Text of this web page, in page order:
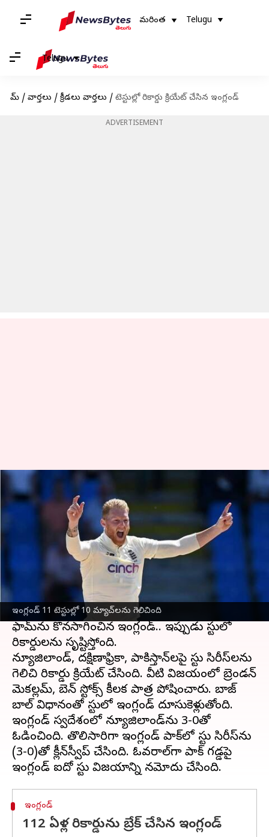
మరింత Telugu
Telugu
హోమ్ / వార్తలు / క్రీడలు వార్తలు / టెస్టుల్లో రికార్డు క్రియేట్ చేసిన ఇంగ్లండ్
ADVERTISEMENT
ఇంగ్లండ్ 11 టెస్టుల్లో 10 మ్యాచ్‌లను గెలిచింది
టెస్టుల్లో రికార్డు క్రియేట్ చేసిన ఇంగ్లండ్
వ్రాసిన వారు Jayachandra Akuri Feb 20, 2023
ఈ వార్తాకథనం ఏంటి
టెస్టులో ఇంగ్లండ్సంచలనాత్మక రికార్డును క్రియేట్
చేస్తోంది. ప్రధాన్ కోచ్‌గా బ్రెండన్ మెకల్లమ్, కెప్టెన్‌గా
బాధ్యతలను తీసుకున్నప్పటి నుంచి టెస్టులో
అద్భుతంగా రాణిస్తోంది. ఒకప్పుడు టెస్టులో పేలవ
ఫామ్‌ను కొనసాగించిన ఇంగ్లండ్.. ఇప్పుడు టెస్టులో
రికార్డులను సృష్టిస్తోంది.
న్యూజిలాండ్, దక్షిణాఫ్రికా, పాకిస్తాన్‌లపై టెస్టు సిరీస్‌లను
గెలిచి రికార్డు క్రియేట్ చేసింది. వీటి విజయంలో బ్రెండన్
మెకల్లమ్, బెన్ స్టోక్స్ కీలక పాత్ర పోషించారు. బాజ్
బాల్ విధానంతో టెస్టులో ఇంగ్లండ్ దూసుకెళ్లుతోంది.
ఇంగ్లండ్ స్వదేశంలో న్యూజిలాండ్‌ను 3-0తో
ఓడించింది. తొలిసారిగా ఇంగ్లండ్ పాక్‌లో టెస్టు సిరీస్‌ను
(3-0)తో క్లీన్‌స్వీప్ చేసింది. ఓవరాల్‌గా పాక్ గడ్డపై
ఇంగ్లండ్
112 ఏళ్ల రికార్డును బ్రేక్ చేసిన ఇంగ్లండ్